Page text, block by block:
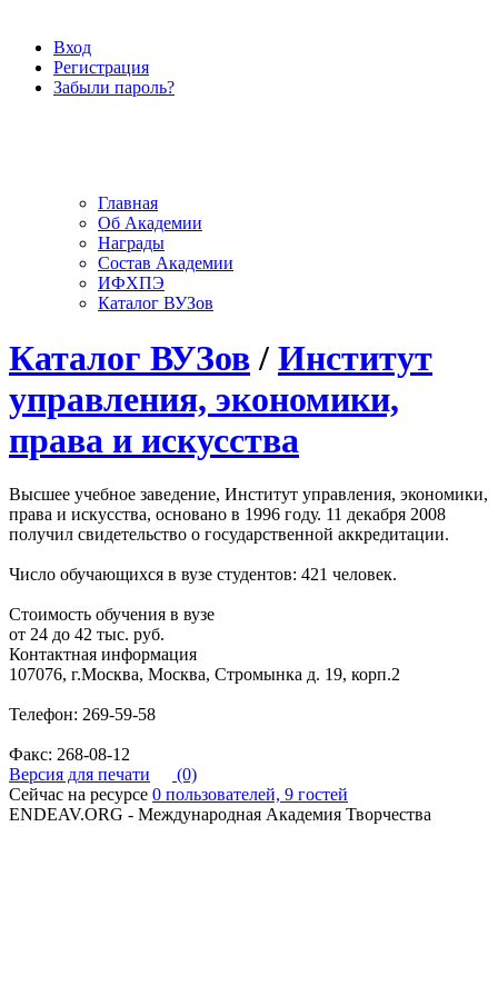
Вход
Регистрация
Забыли пароль?
Главная
Об Академии
Награды
Состав Академии
ИФХПЭ
Каталог ВУЗов
Каталог ВУЗов / Институт
управления, экономики,
права и искусства
Высшее учебное заведение, Институт управления, экономики,
права и искусства, основано в 1996 году. 11 декабря 2008
получил свидетельство о государственной аккредитации.
Число обучающихся в вузе студентов: 421 человек.
Стоимость обучения в вузе
от 24 до 42 тыс. руб.
Контактная информация
107076, г.Москва, Москва, Стромынка д. 19, корп.2
Телефон: 269-59-58
Факс: 268-08-12
Версия для печати
(0)
Сейчас на ресурсе 0 пользователей, 9 гостей
ENDEAV.ORG - Международная Академия Творчества